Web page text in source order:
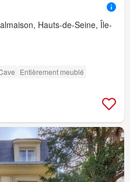
Hauts-de-Seine, Île-
Entièrement meublé